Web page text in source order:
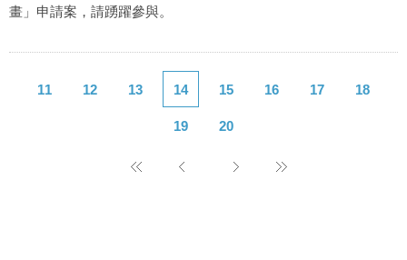
畫」申請案，請踴躍參與。
11 12 13 14 15 16 17 18
19 20